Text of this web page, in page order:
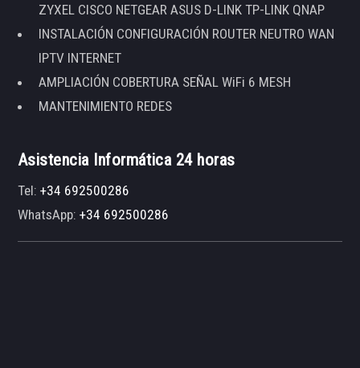
ZYXEL CISCO NETGEAR ASUS D-LINK TP-LINK QNAP
INSTALACIÓN CONFIGURACIÓN ROUTER NEUTRO WAN
IPTV INTERNET
AMPLIACIÓN COBERTURA SEÑAL WiFi 6 MESH
MANTENIMIENTO REDES
Asistencia Informática 24 horas
Tel:+34 692500286
WhatsApp:+34 692500286